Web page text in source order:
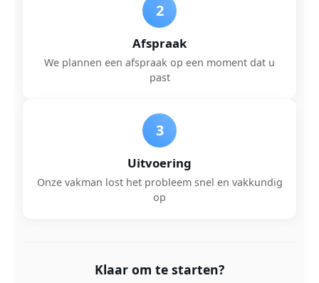
2
Afspraak
We plannen een afspraak op een moment dat u
past
3
Uitvoering
Onze vakman lost het probleem snel en vakkundig
op
Klaar om te starten?